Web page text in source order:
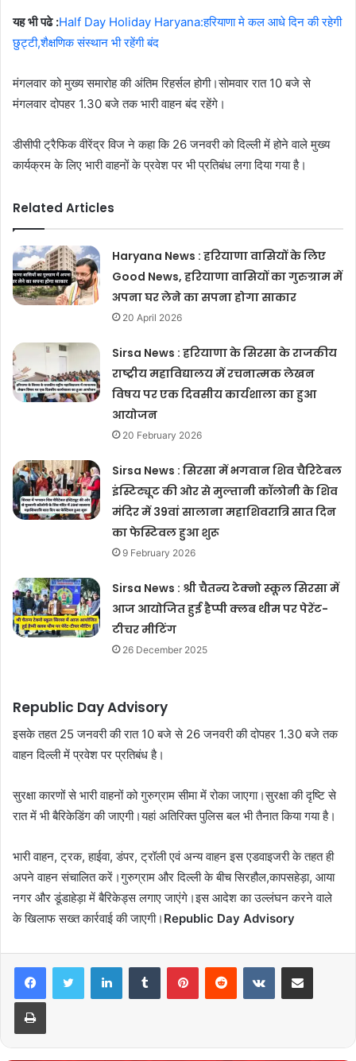
यह भी पढे :Half Day Holiday Haryana:हरियाणा मे कल आधे दिन की रहेगी
छुट्टी,शैक्षणिक संस्थान भी रहेंगी बंद
मंगलवार को मुख्य समारोह की अंतिम रिहर्सल होगी।सोमवार रात 10 बजे से
मंगलवार दोपहर 1.30 बजे तक भारी वाहन बंद रहेंगे।
डीसीपी ट्रैफिक वीरेंद्र विज ने कहा कि 26 जनवरी को दिल्ली में होने वाले मुख्य
कार्यक्रम के लिए भारी वाहनों के प्रवेश पर भी प्रतिबंध लगा दिया गया है।
Related Articles
Haryana News : हरियाणा वासियों के लिए
Good News, हरियाणा वासियों का गुरुग्राम में
अपना घर लेने का सपना होगा साकार
20 April 2026
Sirsa News : हरियाणा के सिरसा के राजकीय
राष्ट्रीय महाविद्यालय में रचनात्मक लेखन
विषय पर एक दिवसीय कार्यशाला का हुआ
आयोजन
20 February 2026
Sirsa News : सिरसा में भगवान शिव चैरिटेबल
इंस्टिट्यूट की ओर से मुल्तानी कॉलोनी के शिव
मंदिर में 39वां सालाना महाशिवरात्रि सात दिन
का फेस्टिवल हुआ शुरू
9 February 2026
Sirsa News : श्री चैतन्य टेक्नो स्कूल सिरसा में
आज आयोजित हुई हैप्पी क्लब थीम पर पेरेंट-
टीचर मीटिंग
26 December 2025
Republic Day Advisory
इसके तहत 25 जनवरी की रात 10 बजे से 26 जनवरी की दोपहर 1.30 बजे तक
वाहन दिल्ली में प्रवेश पर प्रतिबंध है।
सुरक्षा कारणों से भारी वाहनों को गुरुग्राम सीमा में रोका जाएगा।सुरक्षा की दृष्टि से
रात में भी बैरिकेडिंग की जाएगी।यहां अतिरिक्त पुलिस बल भी तैनात किया गया है।
भारी वाहन, ट्रक, हाईवा, डंपर, ट्रॉली एवं अन्य वाहन इस एडवाइजरी के तहत ही
अपने वाहन संचालित करें।गुरुग्राम और दिल्ली के बीच सिरहौल,कापसहेड़ा, आया
नगर और डूंडाहेड़ा में बैरिकेड्स लगाए जाएंगे।इस आदेश का उल्लंघन करने वाले
के खिलाफ सख्त कार्रवाई की जाएगी। Republic Day Advisory